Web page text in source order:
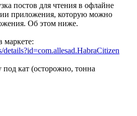
постов для чтения в офлайне
приложения, которую можно
Об этом ниже.
маркете:
details?id=com.allesad.HabraCitizen
кат (осторожно, тонна